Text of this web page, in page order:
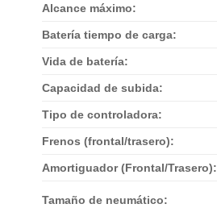
Alcance máximo:
Batería tiempo de carga:
Vida de batería:
Capacidad de subida:
Tipo de controladora:
Frenos (frontal/trasero):
Amortiguador (Frontal/Trasero):
Tamaño de neumático: